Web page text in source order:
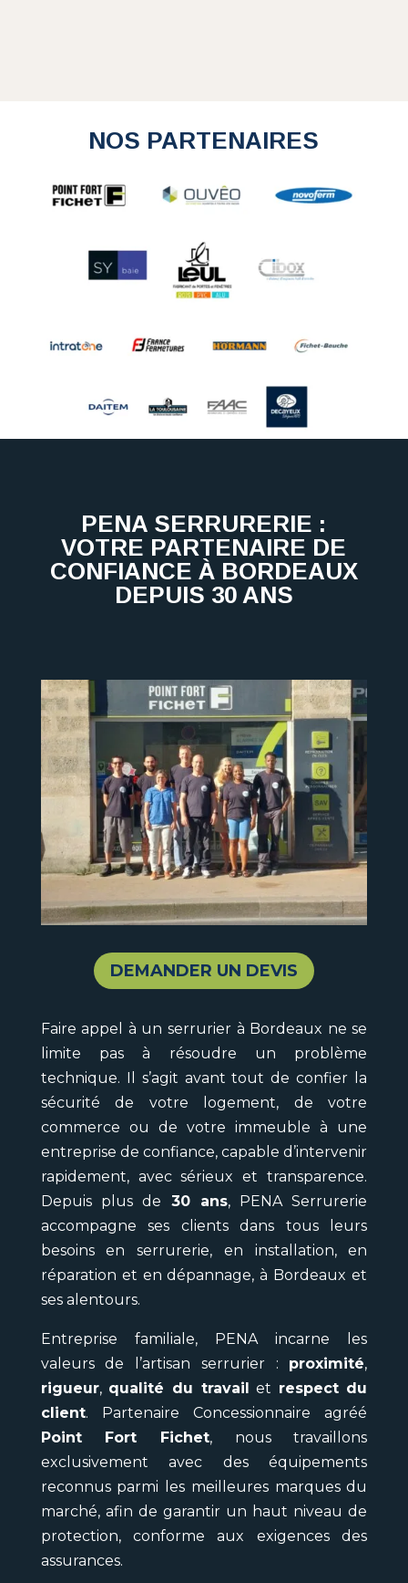
NOS PARTENAIRES
PENA SERRURERIE :
VOTRE PARTENAIRE DE
CONFIANCE À BORDEAUX
DEPUIS 30 ANS
DEMANDER UN DEVIS
Faire appel à un serrurier à Bordeaux ne se
limite pas à résoudre un problème
technique. Il s’agit avant tout de confier la
sécurité de votre logement, de votre
commerce ou de votre immeuble à une
entreprise de confiance, capable d’intervenir
rapidement, avec sérieux et transparence.
Depuis plus de 30 ans, PENA Serrurerie
accompagne ses clients dans tous leurs
besoins en serrurerie, en installation, en
réparation et en dépannage, à Bordeaux et
ses alentours.
Entreprise familiale, PENA incarne les
valeurs de l’artisan serrurier : proximité,
rigueur, qualité du travail et respect du
client. Partenaire Concessionnaire agréé
Point Fort Fichet, nous travaillons
exclusivement avec des équipements
reconnus parmi les meilleures marques du
marché, afin de garantir un haut niveau de
protection, conforme aux exigences des
assurances.